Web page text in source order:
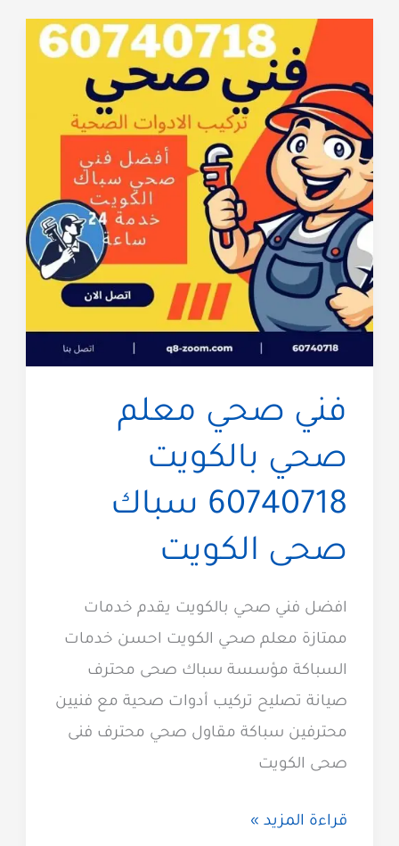
مقاول
60740718
رقم
سباك
شاطر
و
رخيص
فني صحي معلم
صحي بالكويت
60740718 سباك
صحى الكويت
افضل فني صحي بالكويت يقدم خدمات
ممتازة معلم صحي الكويت احسن خدمات
السباكة مؤسسة سباك صحى محترف
صيانة تصليح تركيب أدوات صحية مع فنيين
محترفين سباكة مقاول صحي محترف فنى
صحى الكويت
فني
قراءة المزيد »